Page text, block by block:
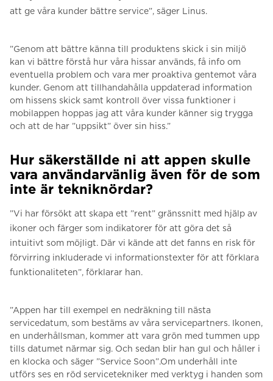
att ge våra kunder bättre service”, säger Linus.
”Genom att bättre känna till produktens skick i sin miljö
kan vi bättre förstå hur våra hissar används, få info om
eventuella problem och vara mer proaktiva gentemot våra
kunder. Genom att tillhandahålla uppdaterad information
om hissens skick samt kontroll över vissa funktioner i
mobilappen hoppas jag att våra kunder känner sig trygga
och att de har ”uppsikt” över sin hiss.”
Hur säkerställde ni att appen skulle
vara användarvänlig även för de som
inte är tekniknördar?
”Vi har försökt att skapa ett ”rent” gränssnitt med hjälp av
ikoner och färger som indikatorer för att göra det så
intuitivt som möjligt. Där vi kände att det fanns en risk för
förvirring inkluderade vi informationstexter för att förklara
funktionaliteten”, förklarar han.
”Appen har till exempel en nedräkning till nästa
servicedatum, som bestäms av våra servicepartners. Ikonen,
en underhållsman, kommer att vara grön med tummen upp
tills datumet närmar sig. Och sedan blir han gul och håller i
en klocka och säger ”Service Soon”.Om underhåll inte
utförs ses en röd servicetekniker med verktyg i handen som